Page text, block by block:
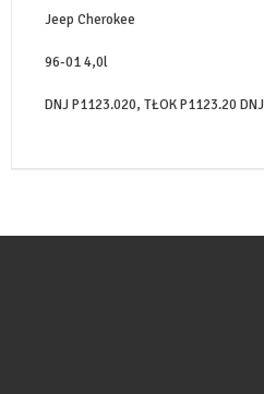
Jeep Cherokee
96-01 4,0l
DNJ P1123.020, TŁOK P1123.20 DNJ